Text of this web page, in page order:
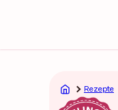
Rezepte